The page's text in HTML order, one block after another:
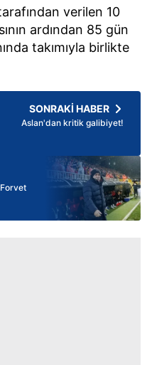
verilen 10
ardından 85 gün
takımıyla birlikte
SONRAKİ HABER
Aslan'dan kritik galibiyet!